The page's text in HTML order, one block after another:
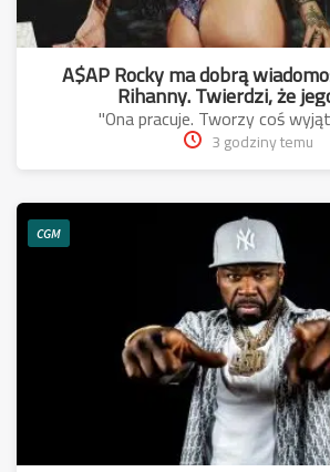
A$AP Rocky ma dobrą
Rihanny. Twierdzi, że
"Ona pracuje. Tworzy coś
3 godziny temu
CGM